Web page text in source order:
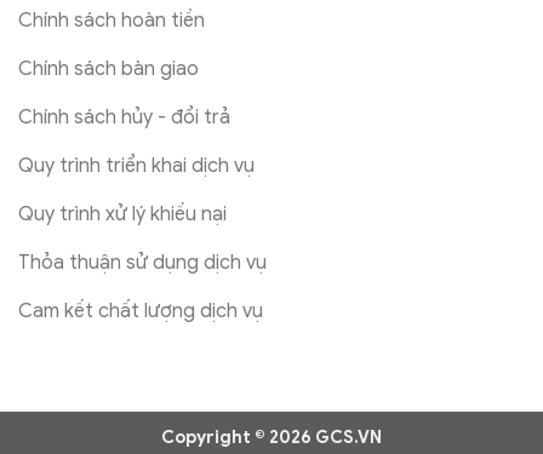
Chính sách hoàn tiền
Chính sách bàn giao
Chính sách hủy - đổi trả
Quy trình triển khai dịch vụ
Quy trình xử lý khiếu nại
Thỏa thuận sử dụng dịch vụ
Cam kết chất lượng dịch vụ
Copyright © 2026 GCS.VN